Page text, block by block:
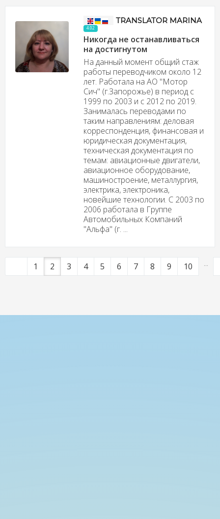
TRANSLATOR MARINA
4.02
Никогда не останавливаться
на достигнутом
На данный момент общий стаж
работы переводчиком около 12
лет. Работала на АО "Мотор
Сич" (г.Запорожье) в период с
1999 по 2003 и с 2012 по 2019.
Занималась переводами по
таким направлениям: деловая
корреспонденция, финансовая и
юридическая документация,
техническая документация по
темам: авиационные двигатели,
авиационное оборудование,
машиностроение, металлургия,
электрика, электроника,
новейшие технологии. С 2003 по
2006 работала в Группе
Автомобильных Компаний
"Альфа" (г. ...
1 2 3 4 5 6 7 8 9 10 ...